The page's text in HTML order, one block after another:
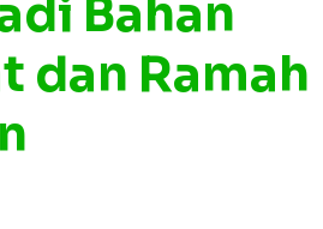
Bahan
dan Ramah